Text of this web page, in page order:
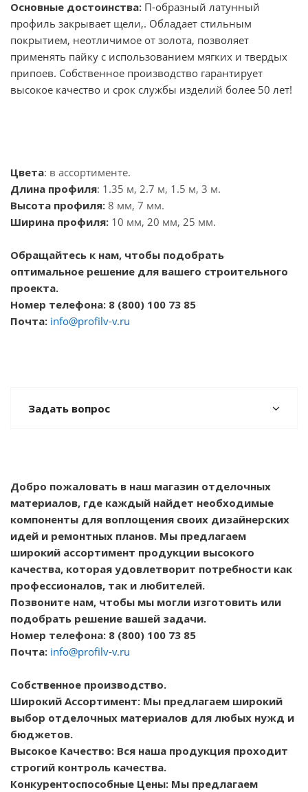
Основные достоинства: П-образный латунный
профиль закрывает щели,. Обладает стильным
покрытием, неотличимое от золота, позволяет
применять пайку с использованием мягких и твердых
припоев. Собственное производство гарантирует
высокое качество и срок службы изделий более 50 лет!
Цвета: в ассортименте.
Длина профиля: 1.35 м, 2.7 м, 1.5 м, 3 м.
Высота профиля: 8 мм, 7 мм.
Ширина профиля: 10 мм, 20 мм, 25 мм.
Обращайтесь к нам, чтобы подобрать
оптимальное решение для вашего строительного
проекта.
Номер телефона: 8 (800) 100 73 85
Почта: info@profilv-v.ru
Задать вопрос
Добро пожаловать в наш магазин отделочных
материалов, где каждый найдет необходимые
компоненты для воплощения своих дизайнерских
идей и ремонтных планов. Мы предлагаем
широкий ассортимент продукции высокого
качества, которая удовлетворит потребности как
профессионалов, так и любителей.
Позвоните нам, чтобы мы могли изготовить или
подобрать решение вашей задачи.
Номер телефона: 8 (800) 100 73 85
Почта: info@profilv-v.ru
Собственное производство.
Широкий Ассортимент: Мы предлагаем широкий
выбор отделочных материалов для любых нужд и
бюджетов.
Высокое Качество: Вся наша продукция проходит
строгий контроль качества.
Конкурентоспособные Цены: Мы предлагаем